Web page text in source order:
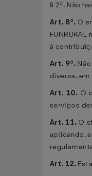
§ 2º. Não
Art. 8º. O
à
Art. 9º.
diversa,
Art. 10. O
serviços
Art. 11. O
aplicando,
Art. 12.